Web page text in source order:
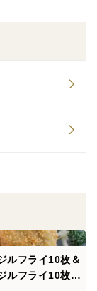
す。
）
酒、みりん、
を含む）
ルフライ10枚＆
ルフライ10枚 👂